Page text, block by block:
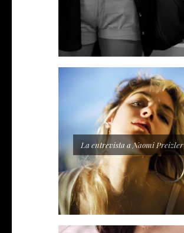
La entrevista a Naomi Preizler